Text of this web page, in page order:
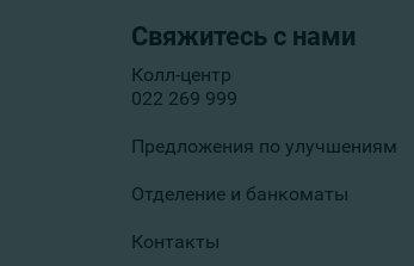
Свяжитесь с нами
Колл-центр
022 269 999
Предложения по улучшениям
Отделение и банкоматы
Контакты